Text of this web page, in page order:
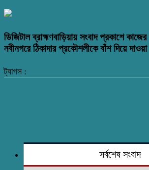
ডিজিটাল ব্রাহ্মণবাড়িয়ায় সংবাদ প্রকাশে
নবীনগরে ঠিকাদার প্রকৌশলীকে বাঁশ দিয়ে দাওয়া
ট্যাগস :
সর্বশেষ সংবাদ